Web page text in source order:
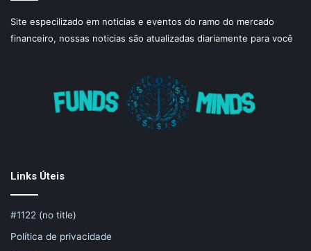
Site especilizado em noticias e eventos do ramo do mercado
financeiro, nossas noticias são atualizadas diariamente para você
Links Úteis
#1122 (no title)
Política de privacidade